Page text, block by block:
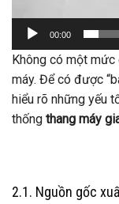
00:00
Không có một
máy. Để có được
hiểu rõ những yếu
thống thang máy
2.1. Nguồn gốc